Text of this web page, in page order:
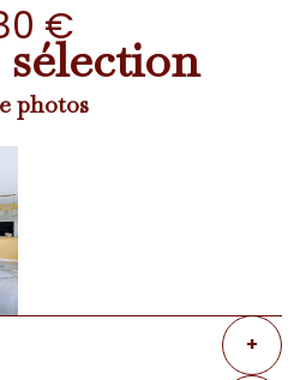
€
photos
+